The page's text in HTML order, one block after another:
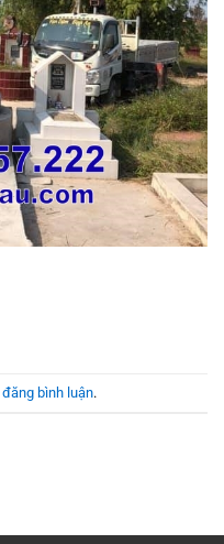
đăng bình luận.